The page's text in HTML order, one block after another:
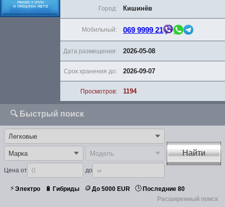
Дата размещения: 2026-05-08
Город: Кишинёв
Срок хранения до: 2026-09-07
Мобильный: 069 9999 21
Просмотров: 1194
🔍 Быстрый поиск
Цена от до
Найти
⚡Электро 🔋 Гибриды 🪙 До 5000 EUR 🕒 Последние 80
Расширенный поиск